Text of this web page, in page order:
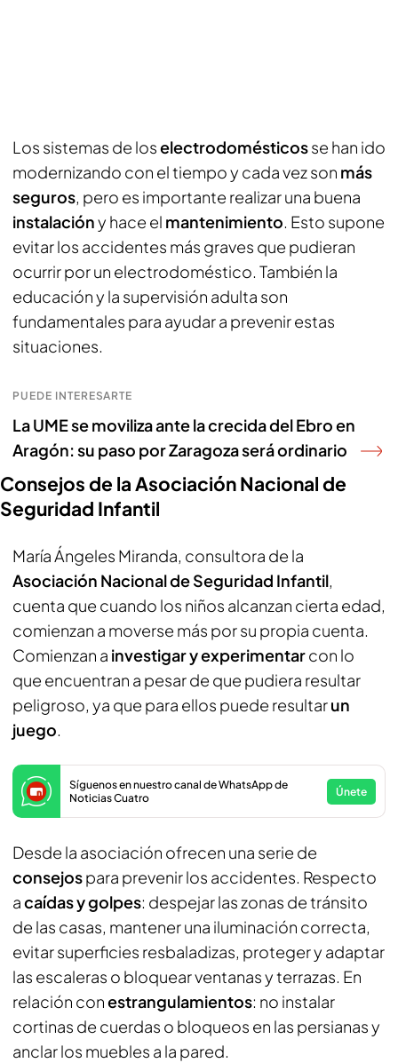
Los sistemas de loselectrodomésticosse han ido
modernizando con el tiempo y cada vez son más
seguros, pero es importante realizar una buena
instalacióny hace el mantenimiento. Esto supone
evitar los accidentes más graves que pudieran
ocurrir por un electrodoméstico. También la
educación y la supervisión adulta son
fundamentales para ayudar a prevenir estas
situaciones.
PUEDE INTERESARTE
La UME se moviliza ante la crecida del Ebro en
Aragón: su paso por Zaragoza será ordinario
Consejos de la Asociación Nacional de
Seguridad Infantil
María Ángeles Miranda, consultora de la
Asociación Nacional de Seguridad Infantil,
cuenta que cuando los niños alcanzan cierta edad,
comienzan a moverse más por su propia cuenta.
Comienzan a investigar y experimentarcon lo
que encuentran a pesar de que pudiera resultar
peligroso, ya que para ellos puede resultarun
juego.
Síguenos en nuestro canal de WhatsApp de
Noticias Cuatro
Únete
Desde la asociación ofrecen una serie de
consejospara prevenir los accidentes. Respecto
acaídas y golpes: despejar las zonas de tránsito
de las casas, mantener una iluminación correcta,
evitar superficies resbaladizas, proteger y adaptar
las escaleras o bloquear ventanas y terrazas. En
relación conestrangulamientos: no instalar
cortinas de cuerdas o bloqueos en las persianas y
anclar los muebles a la pared.